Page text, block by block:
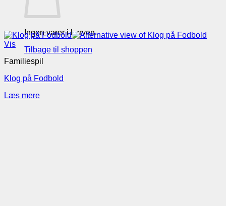
Ingen varer i kurven.
Tilbage til shoppen
Vis
Familiespil
Klog på Fodbold
Læs mere